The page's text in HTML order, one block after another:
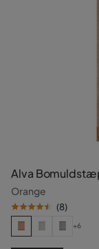
Alva
Orange
(8)
+6